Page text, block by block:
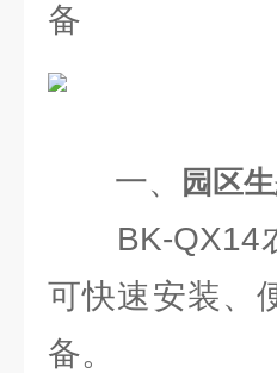
备
一、 园区
BK-QX14农
可快速安装、
备。